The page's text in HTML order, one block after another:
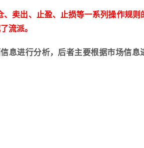
卖出、止盈、止损等一系列操作规则
流派。
息进行分析，后者主要根据市场信息